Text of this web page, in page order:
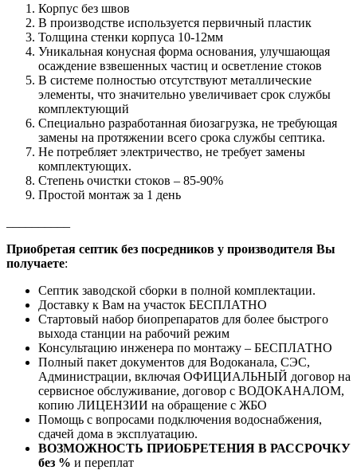
Корпус без швов
В производстве используется первичный пластик
Толщина стенки корпуса 10-12мм
Уникальная конусная форма основания, улучшающая
осаждение взвешенных частиц и осветление стоков
В системе полностью отсутствуют металлические
элементы, что значительно увеличивает срок службы
комплектующий
Специально разработанная биозагрузка, не требующая
замены на протяжении всего срока службы септика.
Не потребляет электричество, не требует замены
комплектующих.
Степень очистки стоков – 85-90%
Простой монтаж за 1 день
Приобретая септик без посредников у производителя Вы
получаете:
Септик заводской сборки в полной комплектации.
Доставку к Вам на участок БЕСПЛАТНО
Стартовый набор биопрепаратов для более быстрого
выхода станции на рабочий режим
Консультацию инженера по монтажу – БЕСПЛАТНО
Полный пакет документов для Водоканала, СЭС,
Администрации, включая ОФИЦИАЛЬНЫЙ договор на
сервисное обслуживание, договор с ВОДОКАНАЛОМ,
копию ЛИЦЕНЗИИ на обращение с ЖБО
Помощь с вопросами подключения водоснабжения,
сдачей дома в эксплуатацию.
ВОЗМОЖНОСТЬ ПРИОБРЕТЕНИЯ В РАССРОЧКУ
без % и переплат